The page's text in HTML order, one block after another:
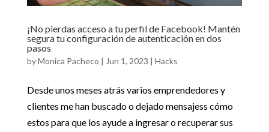
¡No pierdas acceso a tu perfil de Facebook! Mantén
segura tu configuración de autenticación en dos
pasos
byMonica Pacheco Jun 1, 2023 Hacks
Desde unos meses atrás varios emprendedores y
clientes me han buscado o dejado mensajess cómo
estos para que los ayude a ingresar o recuperar sus